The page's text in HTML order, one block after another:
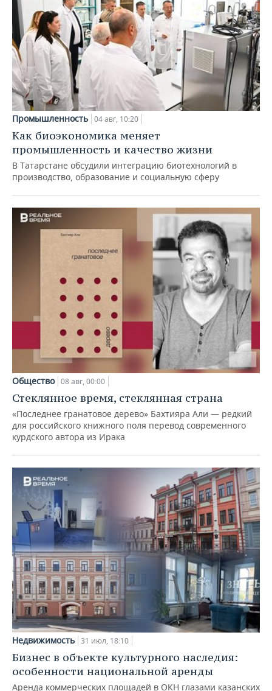
Промышленность 04 авг, 10:20
Как биоэкономика меняет
промышленность и качество жизни
В Татарстане обсудили интеграцию биотехнологий в
производство, образование и социальную сферу
Общество 08 авг, 00:00
Стеклянное время, стеклянная страна
«Последнее гранатовое дерево» Бахтияра Али — редкий
для российского книжного поля перевод современного
курдского автора из Ирака
Недвижимость 31 июл, 18:10
Бизнес в объекте культурного наследия:
особенности национальной аренды
Аренда коммерческих площадей в ОКН глазами казанских